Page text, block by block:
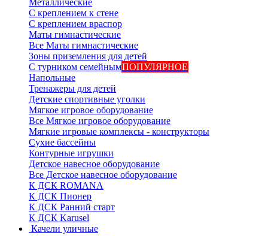
Металлические
С креплением к стене
С креплением враспор
Маты гимнастические
Все Маты гимнастические
Зоны приземления для детей
С турником семейнымПОПУЛЯРНОЕ
Напольные
Тренажеры для детей
Детские спортивные уголки
Мягкое игровое оборудование
Все Мягкое игровое оборудование
Мягкие игровые комплексы - конструкторы
Сухие бассейны
Контурные игрушки
Детское навесное оборудование
Все Детское навесное оборудование
К ДСК ROMANA
К ДСК Пионер
К ДСК Ранний старт
К ДСК Karusel
Качели уличные